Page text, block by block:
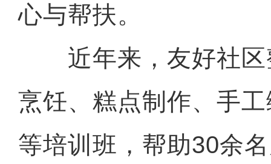
心与帮扶。
近年来，友好社区
烹饪、糕点制作、手
等培训班，帮助30余